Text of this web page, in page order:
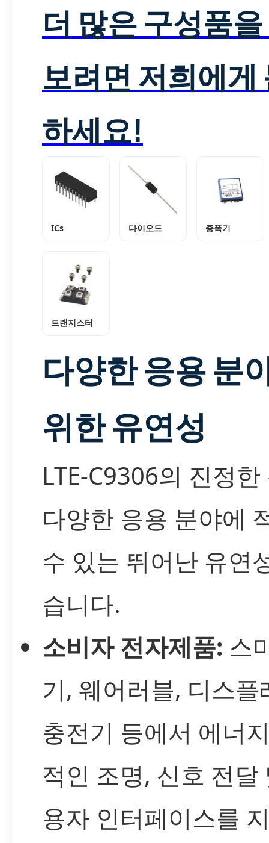
더 많은 구성품
보려면 저희에게
하세요!
ICs 다이오드 증폭기
트랜지스터
다양한 응용 분
위한 유연성
LTE-C9306의 진정
다양한 응용 분야에
수 있는 뛰어난 유연
습니다.
소비자 전자제품: 스
기, 웨어러블, 디스플
충전기 등에서 에너
적인 조명, 신호 전달
용자 인터페이스를